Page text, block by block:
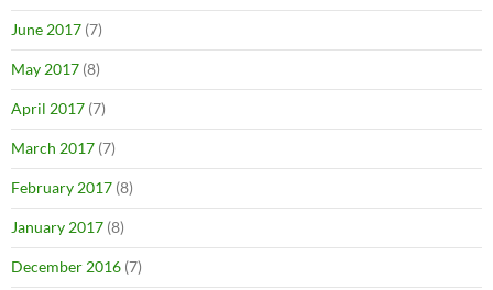
June 2017 (7)
May 2017 (8)
April 2017 (7)
March 2017 (7)
February 2017 (8)
January 2017 (8)
December 2016 (7)